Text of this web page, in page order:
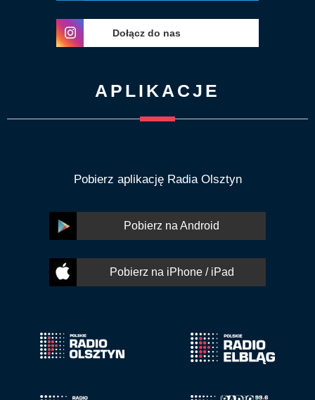
Dołącz do nas
APLIKACJE
Pobierz aplikację Radia Olsztyn
Pobierz na Android
Pobierz na iPhone / iPad